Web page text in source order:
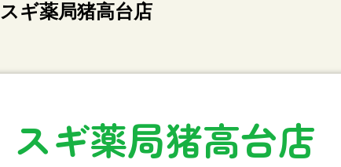
スギ薬局猪高台店
スギ薬局猪高台店